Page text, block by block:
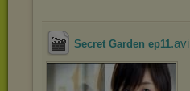
Secret Garden ep11.avi